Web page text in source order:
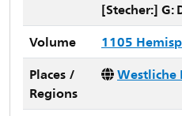
[Stecher:] G:
Volume
1105
Places /
Regions
Westliche